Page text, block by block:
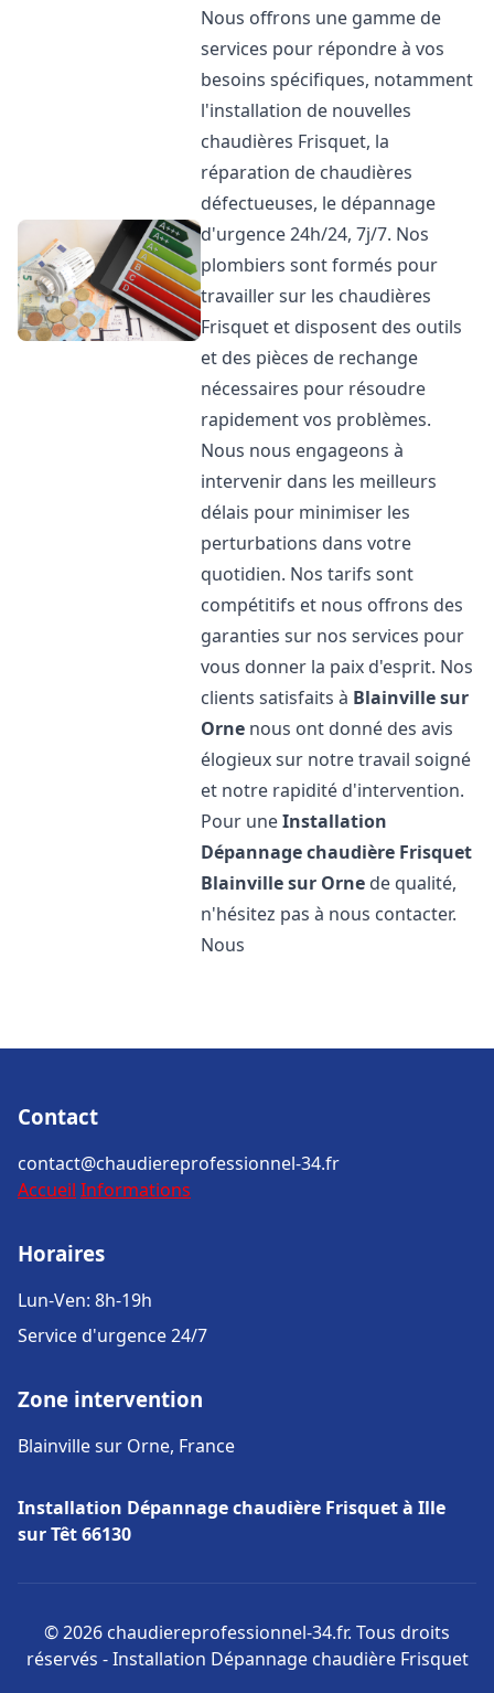
Nous offrons une gamme de
services pour répondre à vos
besoins spécifiques, notamment
l'installation de nouvelles
chaudières Frisquet, la
réparation de chaudières
défectueuses, le dépannage
d'urgence 24h/24, 7j/7. Nos
plombiers sont formés pour
travailler sur les chaudières
Frisquet et disposent des outils
et des pièces de rechange
nécessaires pour résoudre
rapidement vos problèmes.
Nous nous engageons à
intervenir dans les meilleurs
délais pour minimiser les
perturbations dans votre
quotidien. Nos tarifs sont
compétitifs et nous offrons des
garanties sur nos services pour
vous donner la paix d'esprit. Nos
clients satisfaits à Blainville sur
Orne nous ont donné des avis
élogieux sur notre travail soigné
et notre rapidité d'intervention.
Pour uneInstallation
Dépannage chaudière Frisquet
Blainville sur Orne de qualité,
n'hésitez pas à nous contacter.
Nous
Contact
contact@chaudiereprofessionnel-34.fr
Accueil Informations
Horaires
Lun-Ven: 8h-19h
Service d'urgence 24/7
Zone intervention
Blainville sur Orne, France
Installation Dépannage chaudière Frisquet à Ille
sur Têt 66130
© 2026 chaudiereprofessionnel-34.fr. Tous droits
réservés - Installation Dépannage chaudière Frisquet